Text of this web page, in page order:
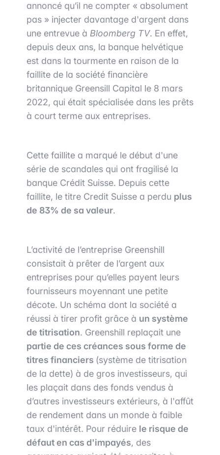
annoncé qu’il ne compter « absolument
pas » injecter davantage d'argent dans
une entrevue à Bloomberg TV. En effet,
depuis deux ans, la banque helvétique
est dans la tourmente en raison de la
faillite de la société financière
britannique Greensill Capital le 8 mars
2022, qui était spécialisée dans les prêts
à court terme aux entreprises.
Cette faillite a marqué le début d'une
série de scandales qui ont fragilisé la
banque Crédit Suisse. Depuis cette
faillite, le titre Credit Suisse a perdu plus
de 83% de sa valeur.
L’activité de l’entreprise Greenshill
consistait à prêter de l’argent aux
entreprises pour qu’elles payent leurs
fournisseurs moyennant une petite
décote. Un schéma dont la société a
réussi à tirer profit grâce à un système
de titrisation. Greenshill replaçait une
partie de ces créances sous forme de
titres financiers (système de titrisation
de la dette) à de gros investisseurs, qui
les plaçait dans des fonds vendus à
d’autres investisseurs extérieurs, à l'affût
de rendement dans un monde à faible
taux d'intérêt. Pour réduire le risque de
défaut en cas d'impayés, des